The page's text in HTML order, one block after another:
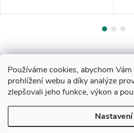
Používáme cookies, abychom
prohlížení webu a díky analýze
zlepšovali jeho funkce, výkon a
Nastavení
Z
Drevobis Horoměřice.
nastavení